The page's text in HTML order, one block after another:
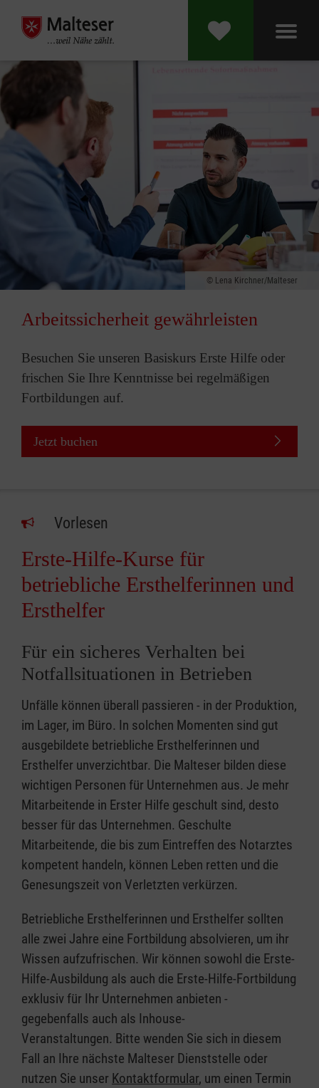
Lena Kirchner/Malteser
Arbeitssicherheit gewährleisten
Besuchen Sie unseren Basiskurs Erste Hilfe oder
frischen Sie Ihre Kenntnisse bei regelmäßigen
Fortbildungen auf.
Jetzt buchen
Vorlesen
Erste-Hilfe-Kurse für
betriebliche Ersthelferinnen und
Ersthelfer
Für ein sicheres Verhalten bei
Notfallsituationen in Betrieben
Unfälle können überall passieren - in der Produktion,
im Lager, im Büro. In solchen Momenten sind gut
ausgebildete betriebliche Ersthelferinnen und
Ersthelfer unverzichtbar. Die Malteser bilden diese
wichtigen Personen für Unternehmen aus. Je mehr
Mitarbeitende in Erster Hilfe geschult sind, desto
besser für das Unternehmen. Geschulte
Mitarbeitende, die bis zum Eintreffen des Notarztes
kompetent handeln, können Leben retten und die
Genesungszeit von Verletzten verkürzen.
Betriebliche Ersthelferinnen und Ersthelfer sollten
alle zwei Jahre eine Fortbildung absolvieren, um ihr
Wissen aufzufrischen. Wir können sowohl die Erste-
Hilfe-Ausbildung als auch die Erste-Hilfe-Fortbildung
exklusiv für Ihr Unternehmen anbieten -
gegebenfalls auch als Inhouse-
Veranstaltungen. Bitte wenden Sie sich in diesem
Fall an Ihre nächste Malteser Dienststelle oder
nutzen Sie unser Kontaktformular, um einen Termin